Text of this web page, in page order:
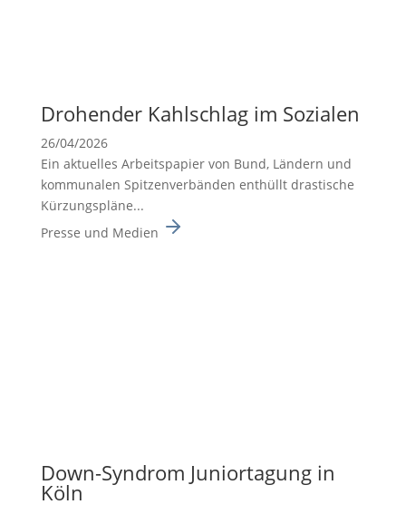
Drohender Kahlschlag im Sozialen
26/04/2026
Ein aktuelles Arbeits­pa­pier von Bund, Ländern und
kommu­nalen Spitzen­ver­bänden enthüllt drasti­sche
Kürzungs­pläne...
Presse und Medien
Down-Syndrom Junior­ta­gung in
Köln